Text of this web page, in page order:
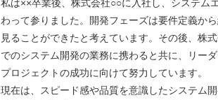
私は××卒業後、株式会社○○に入社し、システム
わって参りました。開発フェーズは要件定義か
見ることができたと考えています。その後、
でのシステム開発の業務に携わると共に、リー
プロジェクトの成功に向けて努力しています。
現在は、スピード感や品質を意識したシステム